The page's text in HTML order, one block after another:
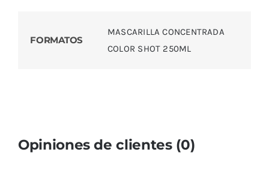
FORMATOS
MASCARILLA CONCENTRADA
COLOR SHOT 250ML
Opiniones de clientes (0)